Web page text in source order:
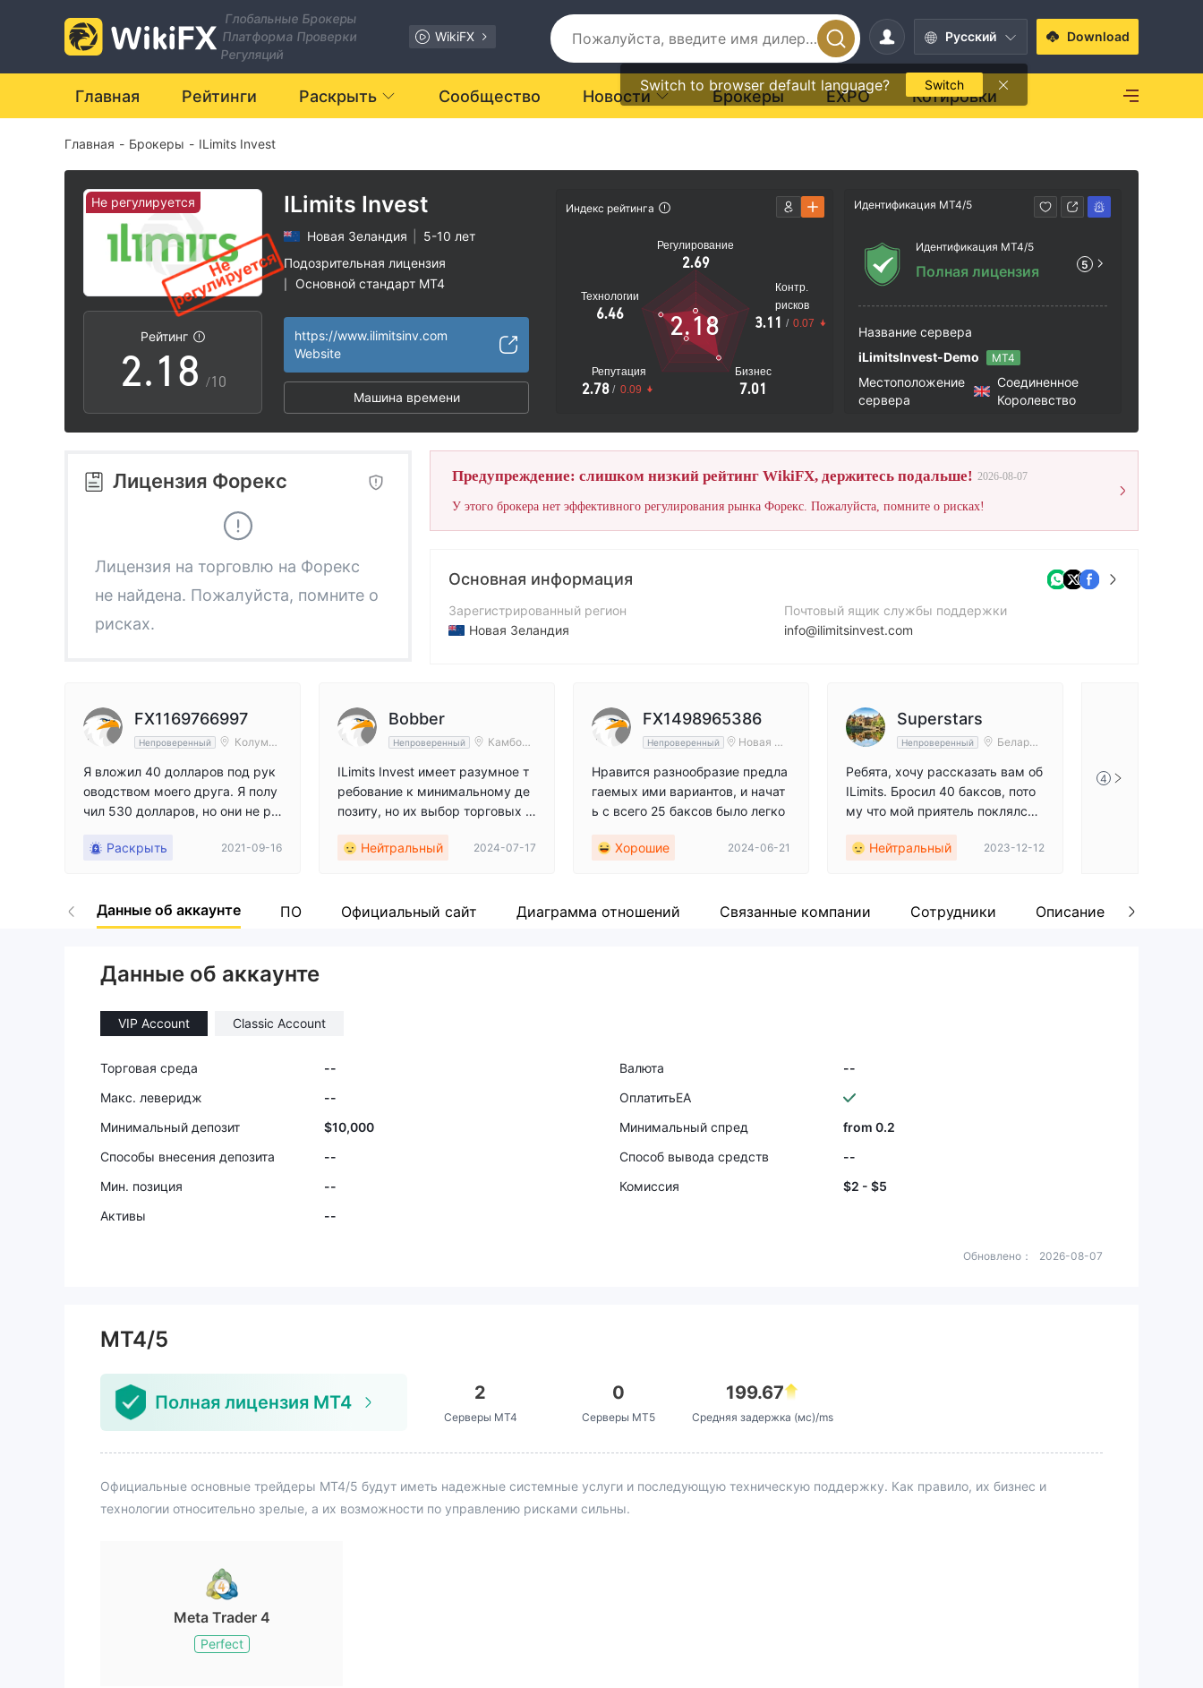
Глобальные Брокеры
Платформа Проверки
Регуляций
WikiFX Pусский
Switch to browser default language? Switch
Download
Главная Рейтинги Раскрыть Сообщество Новости Брокеры EXPO Котировки
Главная - Брокеры - ILimits Invest
Не регулируется
Рейтинг
0
1
2
3
4
6
7
9
.
0
1
2
3
5
6
8
9
2
3
4
5
6
7
8
9
/10
ILimits Invest
Новая Зеландия
5-10 лет
Подозрительная лицензия
Основной стандарт MT4
https://www.ilimitsinv.com
Website
Машина времени
Индекс рейтинга
Регулирование
2.69
Технологии
6.46
Репутация
2.78 / 0.09
Бизнес
7.01
Контр.
рисков
3.11 / 0.07
2.18
Идентификация MT4/5
Идентификация MT4/5
Полная лицензия 5
Название сервера
iLimitsInvest-Demo
MT4
Местоположение
сервера
Соединенное
Королевство
Лицензия Форекс
Лицензия на торговлю на Форекс
не найдена. Пожалуйста, помните о
рисках.
Предупреждение: слишком низкий рейтинг WikiFX, держитесь подальше! 2026-08-07
У этого брокера нет эффективного регулирования рынка Форекс. Пожалуйста, помните о рисках!
Основная информация
Зарегистрированный регион
Новая Зеландия
Почтовый ящик службы поддержки
info@ilimitsinvest.com
Сайт компании
https://www.ilimitsinv.com
FX1169766997
Непроверенный
Колумби
Я вложил 40 долларов под рук
оводством моего друга. Я полу
чил 530 долларов, но они не ра
Раскрыть
2021-09-16
Bobber
Непроверенный
Камбод
ILimits Invest имеет разумное т
ребование к минимальному де
позиту, но их выбор торговых а
равнению с другими брокерам
Нейтральный 2024-07-17
FX1498965386
Непроверенный
Новая Зе
Нравится разнообразие предла
гаемых ими вариантов, и начат
ь с всего 25 баксов было легко
Хорошие 2024-06-21
Superstars
Непроверенный
Беларус
Ребята, хочу рассказать вам об
ILimits. Бросил 40 баксов, пото
му что мой приятель поклялся,
идите акции, круто. Но когда я
вести», и мои деньги как будто
Нейтральный 2023-12-12
4
Данные об аккаунте ПО Официальный сайт Диаграмма отношений Связанные компании Сотрудники Описание компании
Данные об аккаунте
VIP Account Classic Account
Торговая среда -- Валюта
--
Макс. леверидж
--
ОплатитьEA
Минимальный депозит
$10,000 Минимальный спред
from 0.2
Способы внесения депозита
-- Способ вывода средств
--
Мин. позиция
-- Комиссия
$2 - $5
Активы
--
Обновлено： 2026-08-07
MT4/5
Полная лицензия MT4 2
Серверы MT4
0
Серверы MT5
199.67
Средняя задержка (мс)/ms
Официальные основные трейдеры MT4/5 будут иметь надежные системные услуги и последующую техническую поддержку. Как правило, их бизнес и
технологии относительно зрелые, а их возможности по управлению рисками сильны.
Meta Trader 4
Perfect